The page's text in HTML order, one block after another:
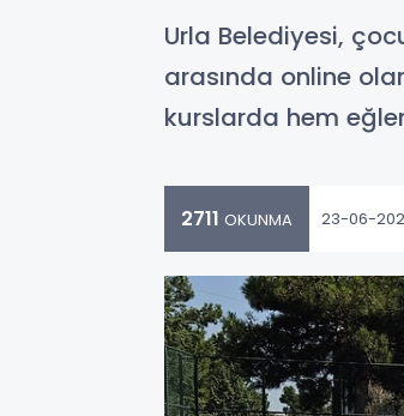
Urla Belediyesi,
arasında online
kurslarda hem
2711 OKUNMA 23-06-